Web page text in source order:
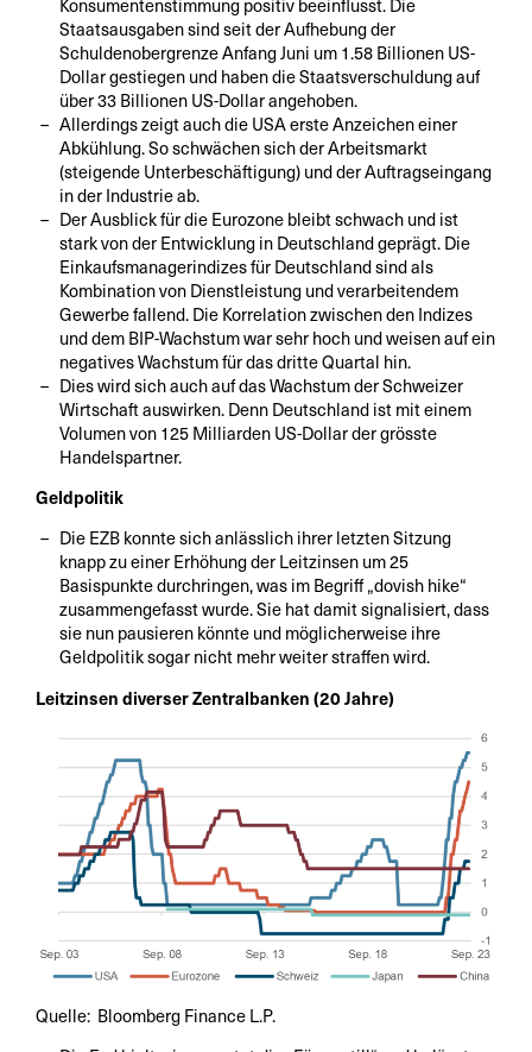
Staatsausgaben sind seit der Aufhebung der
Schuldenobergrenze Anfang Juni um 1.58 Billionen US-
Dollar gestiegen und haben die Staatsverschuldung auf
über 33 Billionen US-Dollar angehoben.
Allerdings zeigt auch die USA erste Anzeichen einer
Abkühlung. So schwächen sich der Arbeitsmarkt
(steigende Unterbeschäftigung) und der Auftragseingang
in der Industrie ab.
Der Ausblick für die Eurozone bleibt schwach und ist
stark von der Entwicklung in Deutschland geprägt. Die
Einkaufsmanagerindizes für Deutschland sind als
Kombination von Dienstleistung und verarbeitendem
Gewerbe fallend. Die Korrelation zwischen den Indizes
und dem BIP-Wachstum war sehr hoch und weisen auf ein
negatives Wachstum für das dritte Quartal hin.
Dies wird sich auch auf das Wachstum der Schweizer
Wirtschaft auswirken. Denn Deutschland ist mit einem
Volumen von 125 Milliarden US-Dollar der grösste
Handelspartner.
Geldpolitik
Die EZB konnte sich anlässlich ihrer letzten Sitzung
knapp zu einer Erhöhung der Leitzinsen um 25
Basispunkte durchringen, was im Begriff „dovish hike“
zusammengefasst wurde. Sie hat damit signalisiert, dass
sie nun pausieren könnte und möglicherweise ihre
Geldpolitik sogar nicht mehr weiter straffen wird.
Leitzinsen diverser Zentralbanken (20 Jahre)
Quelle: Bloomberg Finance L.P.